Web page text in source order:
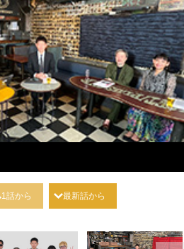
loading...
1話から 最新話から